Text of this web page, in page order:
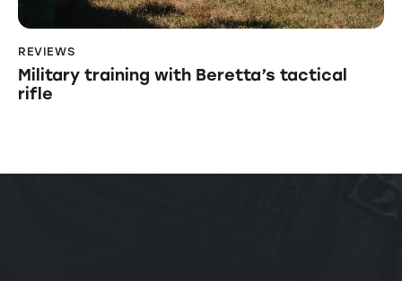
REVIEWS
Military training with Beretta’s tactical
rifle